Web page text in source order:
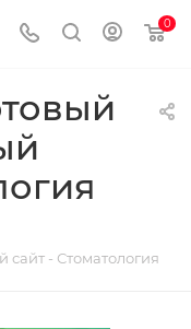
0
- Стоматология